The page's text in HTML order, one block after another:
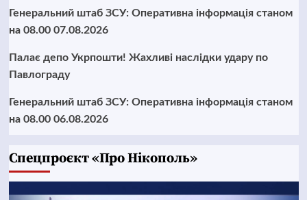
Генеральний штаб ЗСУ: Оперативна інформація станом
на 08.00 07.08.2026
Палає депо Укрпошти! Жахливі наслідки удару по
Павлограду
Генеральний штаб ЗСУ: Оперативна інформація станом
на 08.00 06.08.2026
Cпецпроєкт «Про Нікополь»